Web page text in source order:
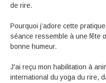
de rire.
Pourquoi j’adore cette
séance ressemble à une fête
bonne humeur.
J'ai reçu mon habilitation à
international du yoga du rire,